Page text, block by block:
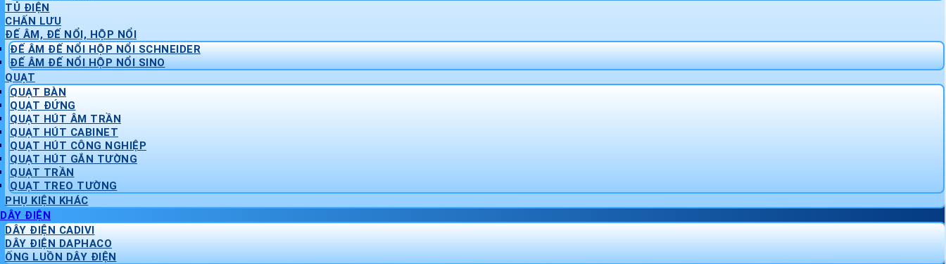
TỦ ĐIỆN
CHẤN LƯU
ĐẾ ÂM, ĐẾ NỔI, HỘP NỔI
ĐẾ ÂM ĐẾ NỔI HỘP NỔI SCHNEIDER
ĐẾ ÂM ĐẾ NỔI HỘP NỔI SINO
QUẠT
QUẠT BÀN
QUẠT ĐỨNG
QUẠT HÚT ÂM TRẦN
QUẠT HÚT CABINET
QUẠT HÚT CÔNG NGHIỆP
QUẠT HÚT GẮN TƯỜNG
QUẠT TRẦN
QUẠT TREO TƯỜNG
PHỤ KIỆN KHÁC
DÂY ĐIỆN
DÂY ĐIỆN CADIVI
DÂY ĐIỆN DAPHACO
ỐNG LUỒN DÂY ĐIỆN